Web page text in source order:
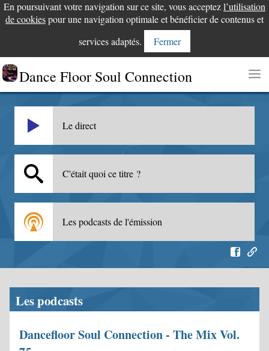
En poursuivant votre navigation sur ce site, vous acceptezl’utilisation
de cookiespour une navigation optimale et bénéficier de contenus et
services adaptés.
Fermer
Dance Floor Soul Connection
Le direct
C'était quoi ce titre ?
Les podcasts de l'émission
Les podcasts
Dancefloor Soul Connection - The Mix Vol.